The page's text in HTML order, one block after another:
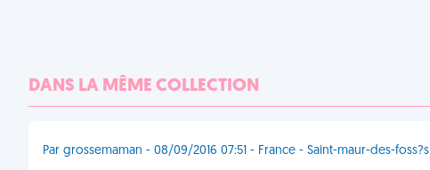
DANS LA MÊME COLLECTION
Par grossemaman - 08/09/2016 07:51 - France - Saint-maur-des-foss?s